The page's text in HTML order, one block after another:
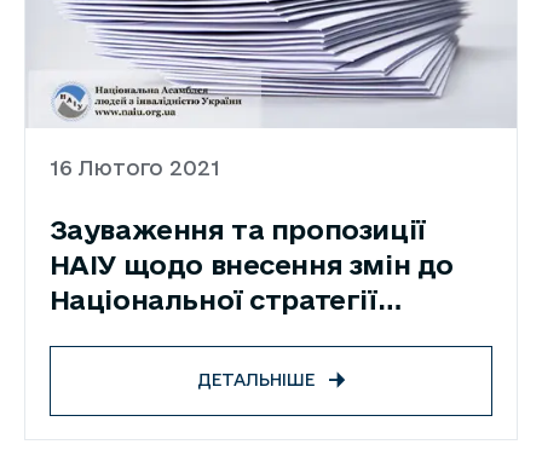
16 Лютого 2021
Зауваження та пропозиції
НАІУ щодо внесення змін до
Національної стратегії
інституційного догляду та
роки
ДЕТАЛЬНІШЕ